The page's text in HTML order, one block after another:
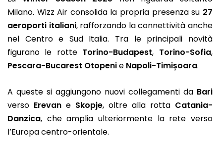
Milano. Wizz Air consolida la propria presenza su 27
aeroporti italiani, rafforzando la connettività anche
nel Centro e Sud Italia. Tra le principali novità
figurano le rotte Torino-Budapest, Torino-Sofia,
Pescara-Bucarest Otopenie Napoli-Timișoara.
A queste si aggiungono nuovi collegamenti da Bari
verso Erevane Skopje, oltre alla rotta Catania-
Danzica, che amplia ulteriormente la rete verso
l’Europa centro-orientale.